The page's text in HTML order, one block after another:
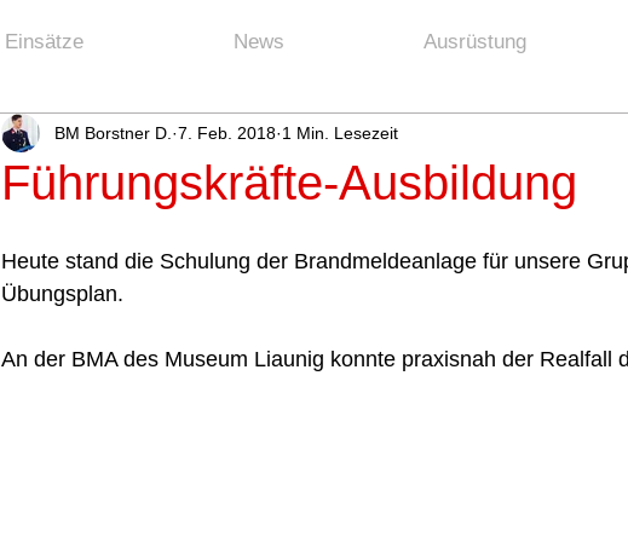
Einsätze News Ausrüstung
Führungskräfte-Ausbildung
BM Borstner D. 7. Feb. 2018 1 Min. Lesezeit
Heute stand die Schulung der Brandmeldeanlage für unsere
Übungsplan.
An der BMA des Museum Liaunig konnte praxisnah der Realfall